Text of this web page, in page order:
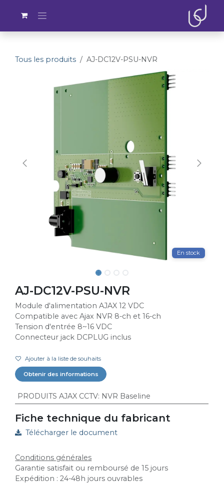
Tous les produits AJ-DC12V-PSU-NVR
En stock
AJ-DC12V-PSU-NVR
Module d'alimentation AJAX 12 VDC
Compatible avec Ajax NVR 8-ch et 16-ch
Tension d'entrée 8~16 VDC
Connecteur jack DCPLUG inclus
Ajouter à la liste de souhaits
Obtenir des informations
PRODUITS AJAX CCTV: NVR Baseline
Fiche technique du fabricant
Télécharger le document
Conditions générales
Garantie satisfait ou remboursé de 15 jours
Expédition : 24-48h jours ouvrables